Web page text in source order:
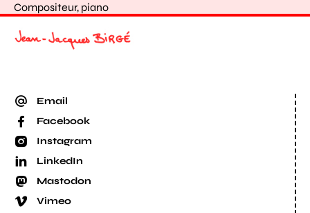
Compositeur, piano
Email
Facebook
Instagram
LinkedIn
Mastodon
Vimeo